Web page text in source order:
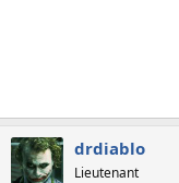
drdiablo
Lieutenant